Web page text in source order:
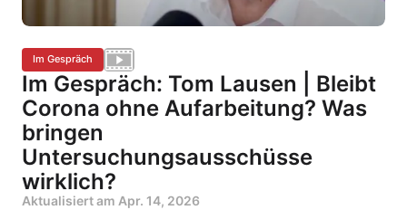
Im Gespräch
Im Gespräch: Tom Lausen | Bleibt
Corona ohne Aufarbeitung? Was
bringen
Untersuchungsausschüsse
wirklich?
Aktualisiert am Apr. 14, 2026